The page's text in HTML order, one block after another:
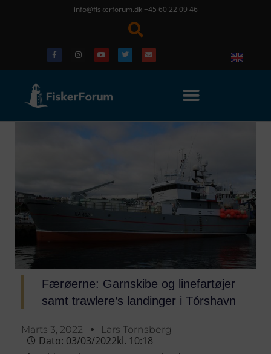
info@fiskerforum.dk +45 60 22 09 46
Færøerne: Garnskibe og linefartøjer
samt trawlere’s landinger i Tórshavn
Marts 3, 2022 Lars Tornsberg
Dato: 03/03/2022kl. 10:18